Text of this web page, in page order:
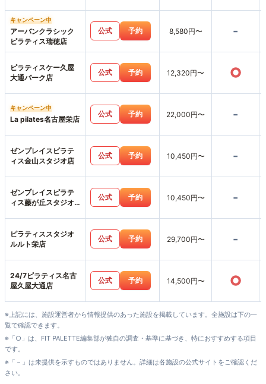
キャンペーン中
アーバンクラシック
ピラティス瑞穂店
公式 予約 8,580円〜 -
ピラティスケー久屋
大通パーク店
公式 予約 12,320円〜 ○
キャンペーン中
La pilates名古屋栄店
公式 予約 22,000円〜 -
ゼンプレイスピラテ
ィス金山スタジオ店
公式 予約 10,450円〜 -
ゼンプレイスピラテ
ィス藤が丘スタジオ
公式 予約 10,450円〜 -
ピラティススタジオ
ルルト栄店
公式 予約 29,700円〜 -
24/7ピラティス名古
屋久屋大通店
公式 予約 14,500円〜 ○
※上記には、施設運営者から情報提供のあった施設を掲載しています。全施設は下の一
覧で確認できます。
※「○」は、FIT PALETTE編集部が独自の調査・基準に基づき、特におすすめする項目
です。
※「－」は未提供を示すものではありません。詳細は各施設の公式サイトをご確認くだ
さい。